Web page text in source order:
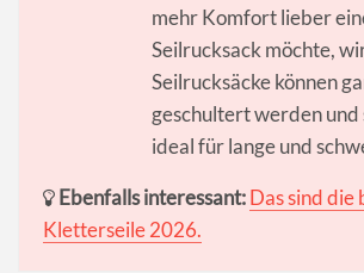
mehr Komfort lieber
Seilrucksack möchte,
Seilrucksäcke können
geschultert werden und
ideal für lange und
Ebenfalls interessant:Das sind die
Kletterseile 2026.